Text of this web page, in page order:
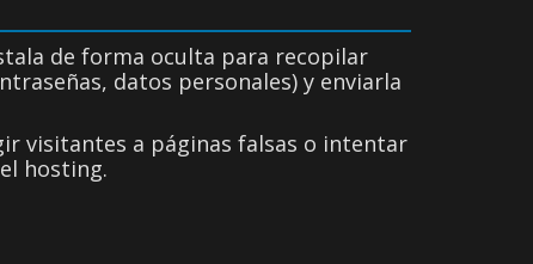
de forma oculta para recopilar
datos personales) y enviarla
visitantes a páginas falsas o intentar
hosting.